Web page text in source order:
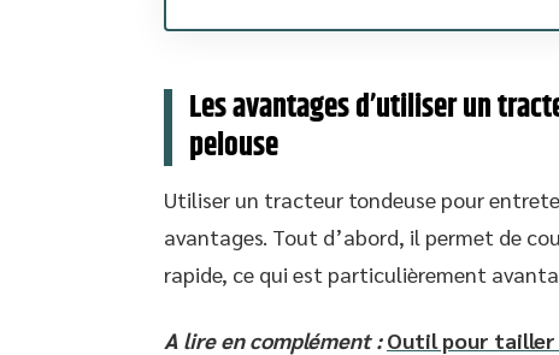
Les avantages d’utiliser un
pelouse
Utiliser un tracteur tondeuse pour
avantages. Tout d’abord, il permet de
rapide, ce qui est particulièrement
A lire en complément : Outil pour tailler